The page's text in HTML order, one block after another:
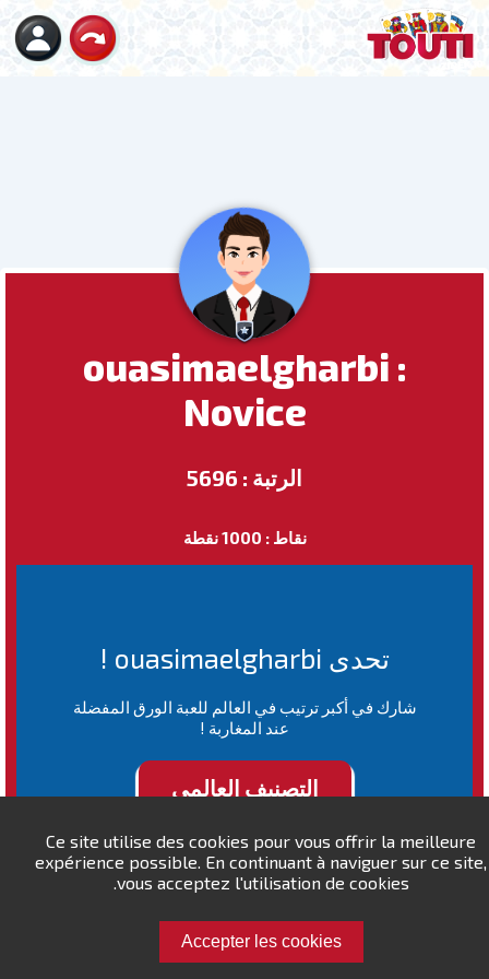
Ce site utilise des cookies pour vous offrir la meilleure
expérience possible. En continuant à naviguer sur ce site,
vous acceptez l'utilisation de cookies.
Accepter les cookies
ouasimaelgharbi :
Novice
الرتبة : 5696
نقاط : 1000 نقطة
تحدى ouasimaelgharbi !
شارك في أكبر ترتيب في العالم للعبة الورق المفضلة
عند المغاربة !
التصنيف العالمي